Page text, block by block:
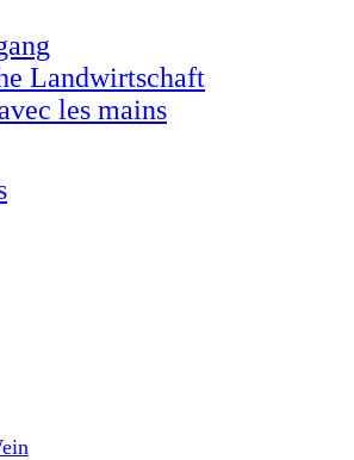
Landwirtschaft
les mains